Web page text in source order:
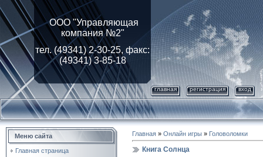
ООО "Управляющая
компания №2"
тел. (49341) 2-30-25, факс:
(49341) 3-85-18
главная регистрация вход
Меню сайта
Главная страница
Главная » Онлайн игры » Головоломки
Книга Солнца